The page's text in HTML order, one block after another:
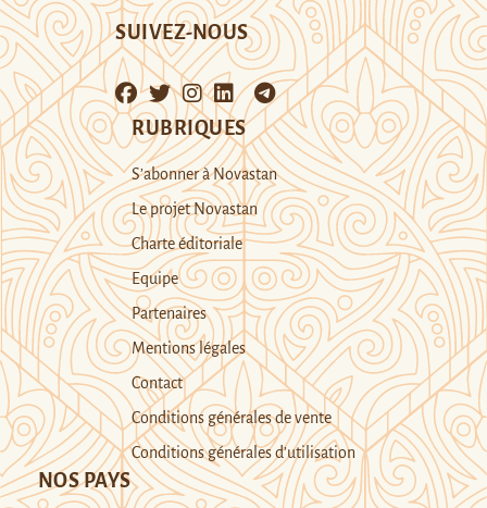
SUIVEZ-NOUS
RUBRIQUES
S’abonner à Novastan
Le projet Novastan
Charte éditoriale
Equipe
Partenaires
Mentions légales
Contact
Conditions générales de vente
Conditions générales d’utilisation
NOS PAYS